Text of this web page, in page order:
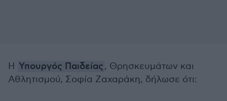
Η Υπουργός Παιδείας, Θρησκευμάτων και
Αθλητισμού, Σοφία Ζαχαράκη, δήλωσε ότι: